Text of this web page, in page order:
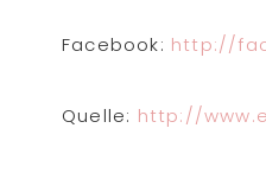
Facebook: http://
Quelle: http://